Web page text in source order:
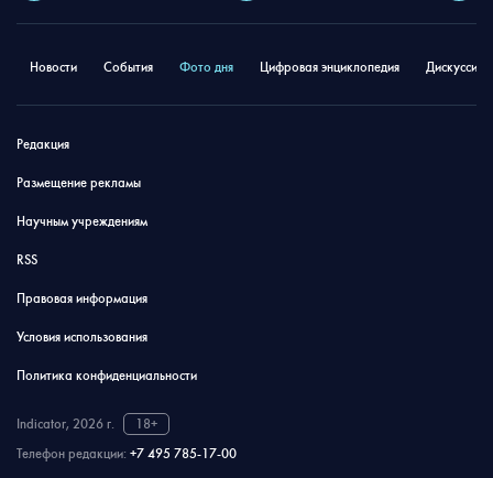
Новости События Фото дня Цифровая энциклопедия
Редакция
Размещение рекламы
Научным учреждениям
RSS
Правовая информация
Условия использования
Политика конфиденциальности
Indicator, 2026 г.
18+
Телефон редакции: +7 495 785-17-00